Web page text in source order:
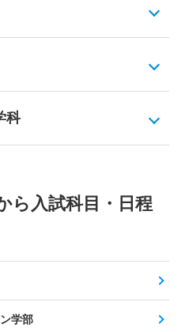
科
ら入試科目・日程
学部